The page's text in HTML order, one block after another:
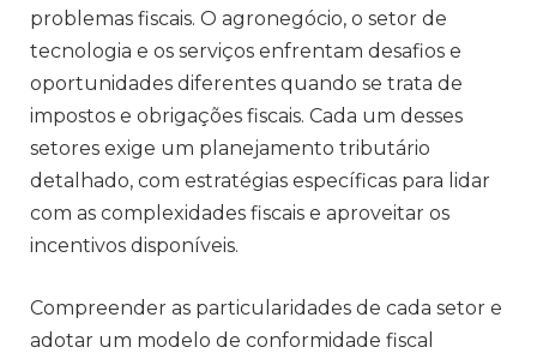
problemas fiscais. O agronegócio, o setor de
tecnologia e os serviços enfrentam desafios e
oportunidades diferentes quando se trata de
impostos e obrigações fiscais. Cada um desses
setores exige um planejamento tributário
detalhado, com estratégias específicas para lidar
com as complexidades fiscais e aproveitar os
incentivos disponíveis.
Compreender as particularidades de cada setor e
adotar um modelo de conformidade fiscal